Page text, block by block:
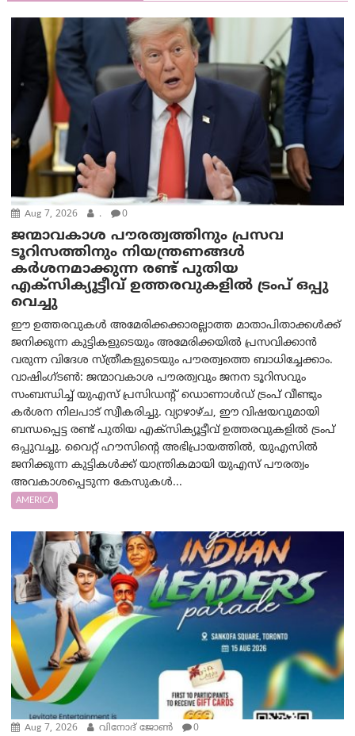
Aug 7, 2026 . 0
ജന്മാവകാശ പൗരത്വത്തിനും പ്രസവ
ടൂറിസത്തിനും നിയന്ത്രണങ്ങൾ
കർശനമാക്കുന്ന രണ്ട് പുതിയ
എക്സിക്യൂട്ടീവ് ഉത്തരവുകളിൽ ട്രംപ് ഒപ്പു
വെച്ചു
ഈ ഉത്തരവുകൾ അമേരിക്കക്കാരല്ലാത്ത മാതാപിതാക്കൾക്ക്
ജനിക്കുന്ന കുട്ടികളുടെയും അമേരിക്കയിൽ പ്രസവിക്കാൻ
വരുന്ന വിദേശ സ്ത്രീകളുടെയും പൗരത്വത്തെ ബാധിച്ചേക്കാം.
വാഷിംഗ്ടണ്‍: ജന്മാവകാശ പൗരത്വവും ജനന ടൂറിസവും
സംബന്ധിച്ച് യുഎസ് പ്രസിഡന്റ് ഡൊണാൾഡ് ട്രംപ് വീണ്ടും
കർശന നിലപാട് സ്വീകരിച്ചു. വ്യാഴാഴ്ച, ഈ വിഷയവുമായി
ബന്ധപ്പെട്ട രണ്ട് പുതിയ എക്സിക്യൂട്ടീവ് ഉത്തരവുകളിൽ ട്രംപ്
ഒപ്പുവച്ചു. വൈറ്റ് ഹൗസിന്റെ അഭിപ്രായത്തിൽ, യുഎസിൽ
ജനിക്കുന്ന കുട്ടികൾക്ക് യാന്ത്രികമായി യുഎസ് പൗരത്വം
അവകാശപ്പെടുന്ന കേസുകൾ...
AMERICA
Aug 7, 2026 വിനോദ് ജോൺ 0